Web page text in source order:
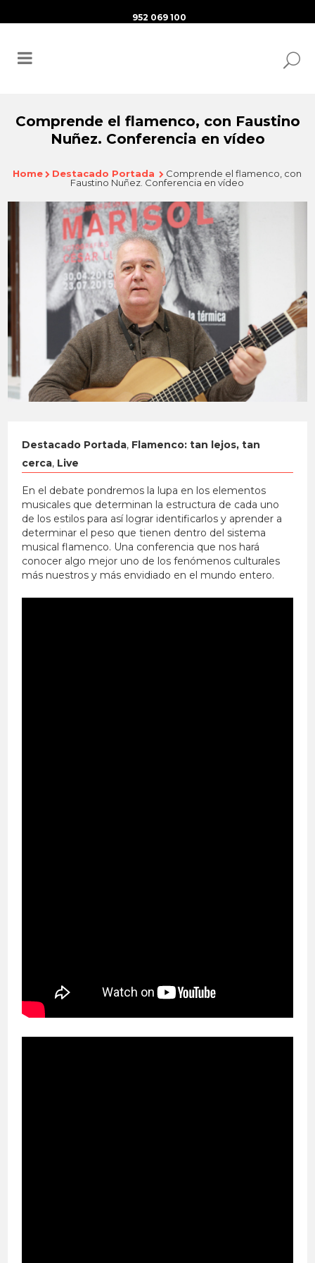
952 069 100
Comprende el flamenco, con Faustino
Nuñez. Conferencia en vídeo
Home Destacado Portada
Comprende el flamenco, con
Faustino Nuñez. Conferencia en vídeo
Destacado Portada, Flamenco: tan lejos, tan
cerca, Live
En el debate pondremos la lupa en los elementos
musicales que determinan la estructura de cada uno
de los estilos para así lograr identificarlos y aprender a
determinar el peso que tienen dentro del sistema
musical flamenco. Una conferencia que nos hará
conocer algo mejor uno de los fenómenos culturales
más nuestros y más envidiado en el mundo entero.